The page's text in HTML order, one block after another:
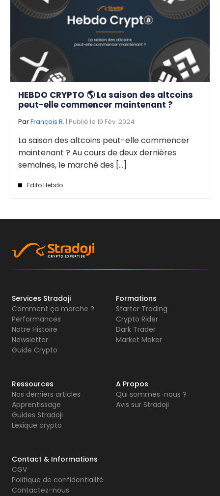
HEBDO CRYPTO 🌎 La saison des altcoins
peut-elle commencer maintenant ?
ParFrançois R. | Publié le 19 Fév. 2024
La saison des altcoins peut-elle commencer
maintenant ? Au cours de deux dernières
semaines, le marché des [...]
Edito Hebdo
Services Stradoji
Comment ça marche ?
Performances
Notre Histoire
Newsletter
Guide Crypto
Formations
Starter Trading
Crypto Rider
Dark Trader
Market Maker
Ressources
Nos derniers articles
Apprentissage
Guides Stradoji
Lexique crypto
A Propos
Qui sommes-nous ?
Avis sur Stradoji
Contact & Informations
CGV
Politique de confidentialité
Contactez-nous